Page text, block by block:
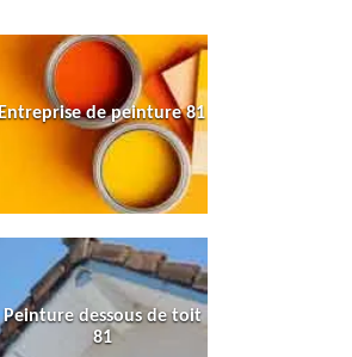
Entreprise de peinture 81
Peinture dessous de toit
81